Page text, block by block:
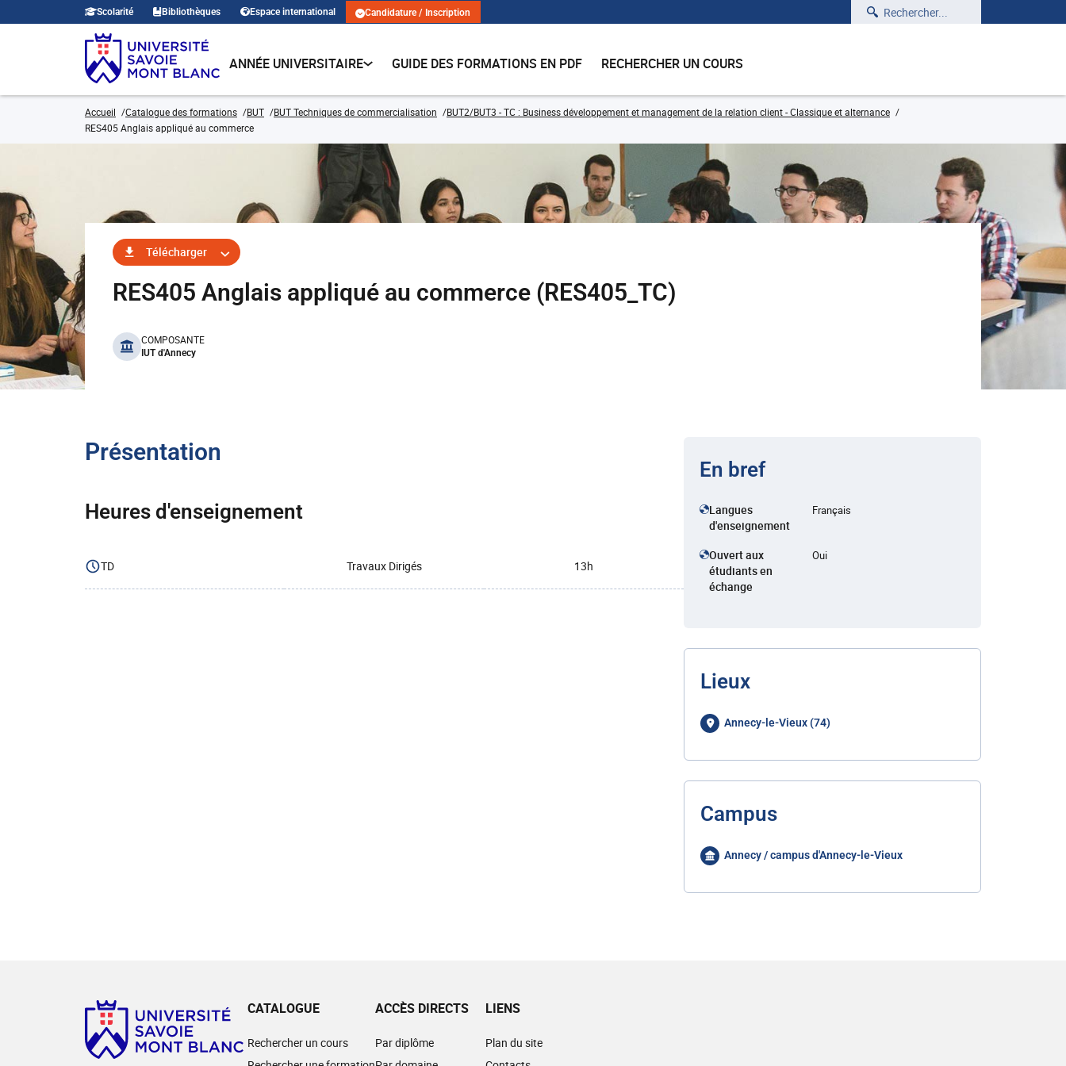
Scolarité Bibliothèques Espace international Candidature / Inscription Rechercher
ANNÉE UNIVERSITAIRE GUIDE DES FORMATIONS EN PDF RECHERCHER UN COURS
Accueil Catalogue des formations BUT BUT Techniques de commercialisation
BUT2/BUT3 - TC : Business développement et management de la relation client - Classique et alternance
RES405 Anglais appliqué au commerce
Télécharger
RES405 Anglais appliqué au commerce (RES405_TC)
benefits
COMPOSANTE
IUT d'Annecy
Présentation
Heures d'enseignement
TD Travaux Dirigés 13h
En bref
Langues
d'enseignement
Français
Ouvert aux
étudiants en
échange
Oui
Lieux
Annecy-le-Vieux (74)
Campus
Annecy / campus d'Annecy-le-Vieux
CATALOGUE
Rechercher un cours
ACCÈS DIRECTS
Par diplôme
LIENS
Plan du site